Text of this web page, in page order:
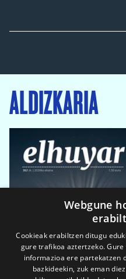
ALDIZKARIA
Webgune
Cookieak erabiltzen ditugu
gure trafikoa aztertzeko.
informazioa ere partekatzen
bazkideekin, zuk eman